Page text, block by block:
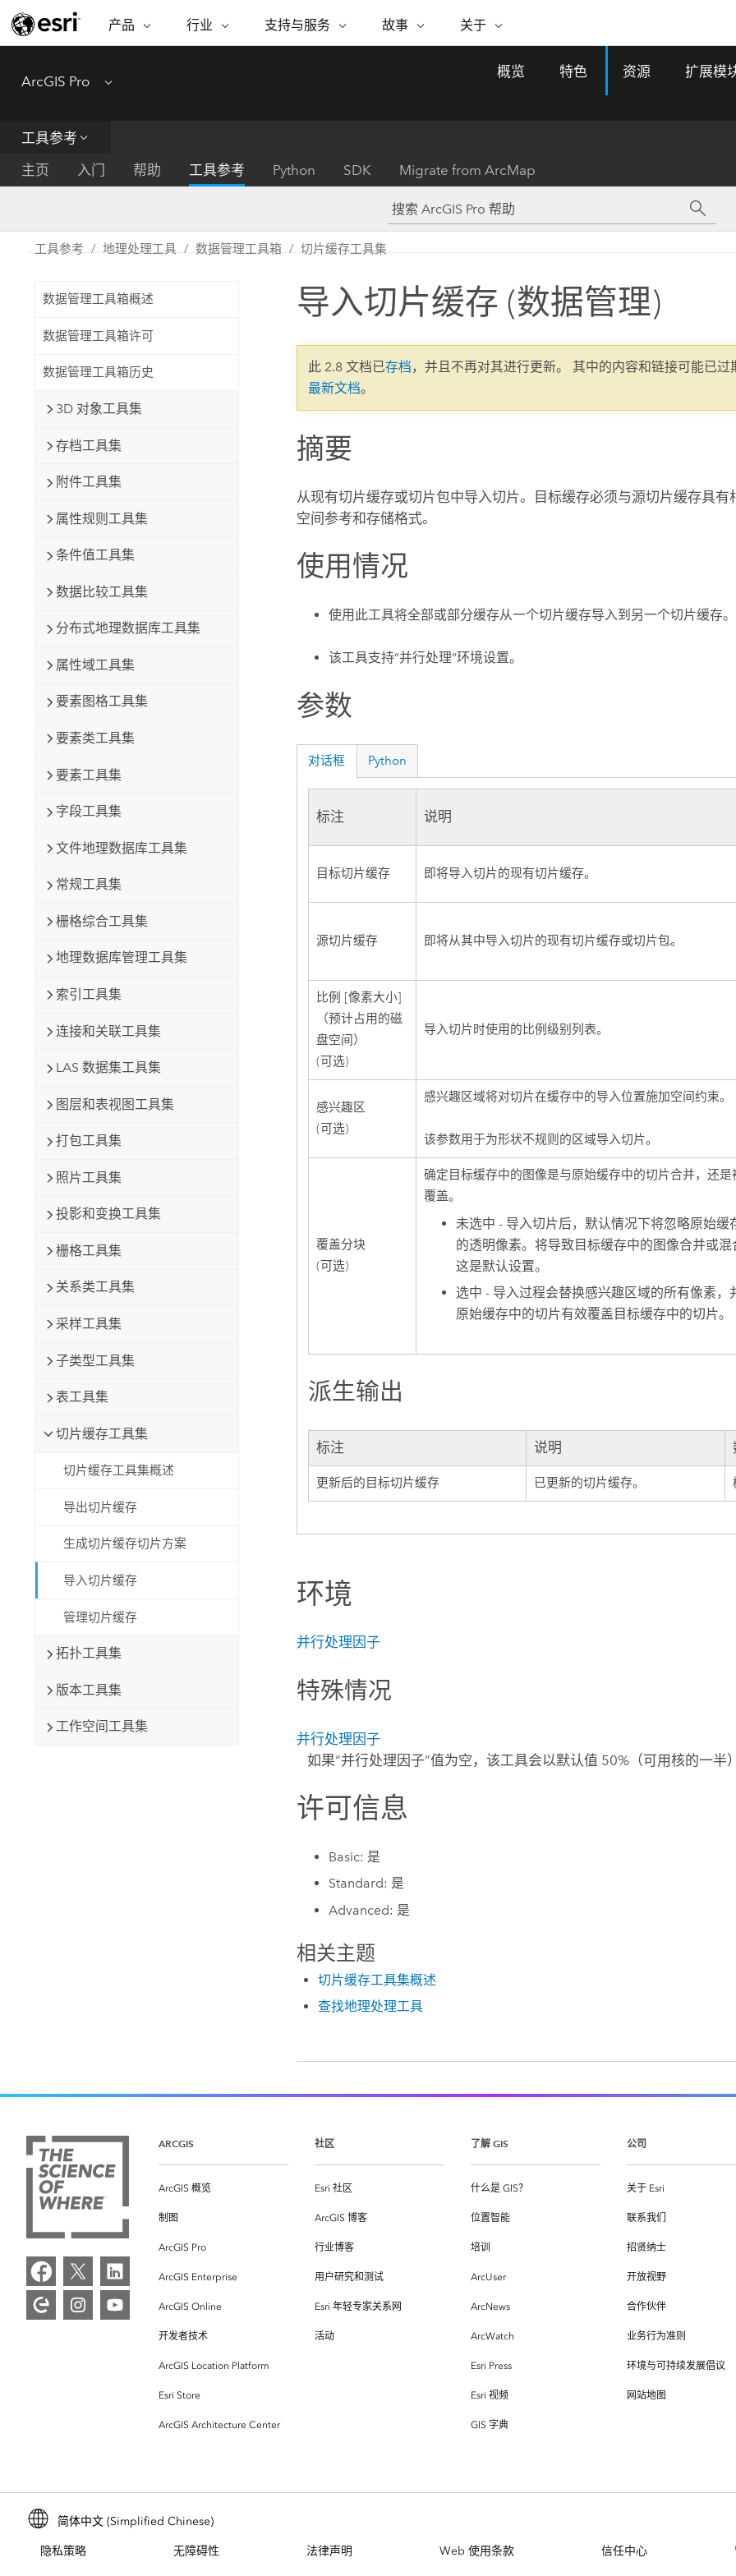
产品
ARCGIS
完整的 SaaS 制图平台
ArcGIS Enterprise
开发者技术
构建制图和空间分析应用程序
功能
将位置引入分析
集成、编辑和共享空间数据
Esri 产品、合作伙伴产品和开发
行业
行业
保护
能源公用事业
州和地方政府
电信
交通运输
专题倡议
基础设施管理
使用 GIS 创建现代化、有弹性且可持续发展
者了解基础设施工程与周围环境的关系。
探索基础设施管理
支持与服务
支持与服务 自助服务
文档
My Esri
故事
ESRI 故事
现实世界的全球 GIS 创新
客
行业新闻和 ArcGIS 更新
所有故事
关于
关于 ESRI
合作伙伴
招贤纳士
联系我们
ArcGIS Pro Menu
概览 特色 资源 扩展模
工具参考
主页
入门 帮助 工具参考 Python SDK Migrate from ArcMap
工具参考 地理处理工具 数据管理工具箱 切片缓存工具集
数据管理工具箱概述
数据管理工具箱许可
数据管理工具箱历史
3D 对象工具集
存档工具集
附件工具集
属性规则工具集
条件值工具集
数据比较工具集
分布式地理数据库工具集
属性域工具集
要素图格工具集
要素类工具集
要素工具集
字段工具集
文件地理数据库工具集
常规工具集
栅格综合工具集
地理数据库管理工具集
索引工具集
连接和关联工具集
LAS 数据集工具集
图层和表视图工具集
打包工具集
照片工具集
投影和变换工具集
栅格工具集
关系类工具集
采样工具集
子类型工具集
表工具集
切片缓存工具集
切片缓存工具集概述
导出切片缓存
生成切片缓存切片方案
导入切片缓存
管理切片缓存
拓扑工具集
版本工具集
工作空间工具集
导入切片缓存 (数据管理)
此 2.8 文档已存档，并且不再对其进行更新。 其中的内容和链接可能已
最新文档。
摘要
从现有切片缓存或切片包中导入切片。目标缓存必须与源切片缓存具有
空间参考和存储格式。
使用情况
使用此工具将全部或部分缓存从一个切片缓存导入到另一个切片缓存。
该工具支持“并行处理”环境设置。
参数
对话框 Python
标注 说明
目标切片缓存 即将导入切片的现有切片缓存。
源切片缓存 即将从其中导入切片的现有切片缓存或切片包。
比例 [像素大小]
（预计占用的磁
盘空间）
(可选)
导入切片时使用的比例级别列表。
感兴趣区
(可选)
感兴趣区域将对切片在缓存中的导入位置施加空间约束。
该参数用于为形状不规则的区域导入切片。
覆盖分块
(可选)
确定目标缓存中的图像是与原始缓存中的切片合并，还是
覆盖。
未选中 - 导入切片后，默认情况下将忽略原始缓
的透明像素。将导致目标缓存中的图像合并或混
这是默认设置。
选中 - 导入过程会替换感兴趣区域的所有像素，
原始缓存中的切片有效覆盖目标缓存中的切片。
派生输出
标注 说明
更新后的目标切片缓存 已更新的切片缓存。
环境
并行处理因子
特殊情况
并行处理因子
如果“并行处理因子”值为空，该工具会以默认值 50%（可用核的一半
许可信息
Basic: 是
Standard: 是
Advanced: 是
相关主题
切片缓存工具集概述
查找地理处理工具
ARCGIS
ArcGIS 概览
制图
ArcGIS Pro
ArcGIS Enterprise
ArcGIS Online
开发者技术
ArcGIS Location Platform
Esri Store
ArcGIS Architecture Center
社区
Esri 社区
ArcGIS 博客
行业博客
用户研究和测试
Esri 年轻专家关系网
活动
了解 GIS
什么是 GIS？
位置智能
培训
ArcUser
ArcNews
ArcWatch
Esri Press
Esri 视频
GIS 字典
公司
关于 Esri
联系我们
招贤纳士
开放视野
合作伙伴
业务行为准则
环境与可持续发展倡议
网站地图
简体中文 (Simplified Chinese)
隐私策略 无障碍性 法律声明 Web 使用条款 信任中心